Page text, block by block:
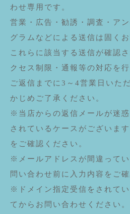
わせ専用です。
営業・広告・勧誘・調査・ア
グラムなどによる送信は固く
これらに該当する送信が確認
クセス制限・通報等の対応を
ご返信までに3～4営業日いた
かじめご了承ください。
※当店からの返信メールが迷
されているケースがございま
をご確認ください。
※メールアドレスが間違って
問い合わせ前に入力内容をご確
※ドメイン指定受信をされて
てからお問い合わせください。